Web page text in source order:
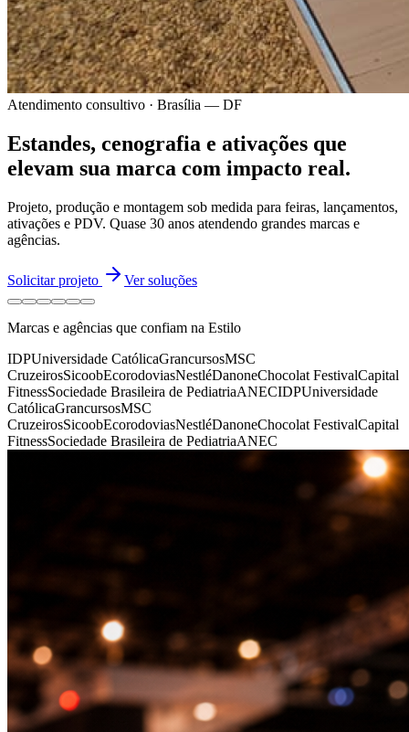
Atendimento consultivo · Brasília — DF
Estandes, cenografia e ativações que
elevam sua marca com impacto real.
Projeto, produção e montagem sob medida para feiras, lançamentos,
ativações e PDV. Quase 30 anos atendendo grandes marcas e
agências.
Solicitar projeto Ver soluções
Marcas e agências que confiam na Estilo
IDPUniversidade CatólicaGrancursosMSC
CruzeirosSicoobEcorodoviasNestléDanoneChocolat FestivalCapital
FitnessSociedade Brasileira de PediatriaANECIDPUniversidade
CatólicaGrancursosMSC
CruzeirosSicoobEcorodoviasNestléDanoneChocolat FestivalCapital
FitnessSociedade Brasileira de PediatriaANEC